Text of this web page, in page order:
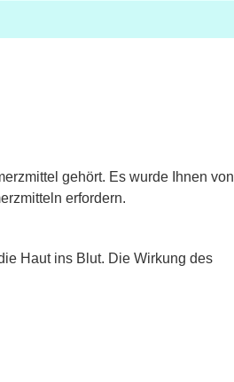
gehört. Es wurde Ihnen von
erfordern.
Haut ins Blut. Die Wirkung des